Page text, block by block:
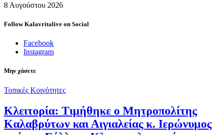
8 Αυγούστου 2026
Follow Kalavritalive on Social
Facebook
Instagram
Μην χάσετε
Τοπικές Κοινότητες
Κλειτορία: Τιμήθηκε ο Μητροπολίτης
Καλαβρύτων και Αιγιαλείας κ. Ιερώνυμος